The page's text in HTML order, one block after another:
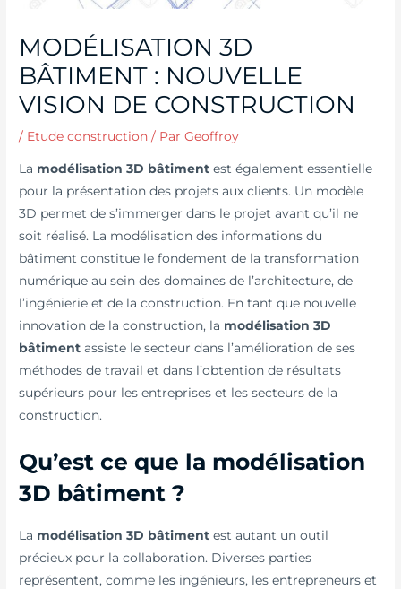
MODÉLISATION 3D
BÂTIMENT : NOUVELLE
VISION DE CONSTRUCTION
/ Etude construction / ParGeoffroy
La modélisation 3D bâtiment est également essentielle
pour la présentation des projets aux clients. Un modèle
3D permet de s’immerger dans le projet avant qu’il ne
soit réalisé. La modélisation des informations du
bâtiment constitue le fondement de la transformation
numérique au sein des domaines de l’architecture, de
l’ingénierie et de la construction. En tant que nouvelle
innovation de la construction, la modélisation 3D
bâtiment assiste le secteur dans l’amélioration de ses
méthodes de travail et dans l’obtention de résultats
supérieurs pour les entreprises et les secteurs de la
construction.
Qu’est ce que la modélisation
3D bâtiment ?
La modélisation 3D bâtiment est autant un outil
précieux pour la collaboration. Diverses parties
représentent, comme les ingénieurs, les entrepreneurs et